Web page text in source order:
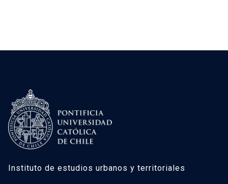
Instituto de estudios urbanos y territoriales